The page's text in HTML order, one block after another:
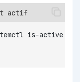
actif
is-active